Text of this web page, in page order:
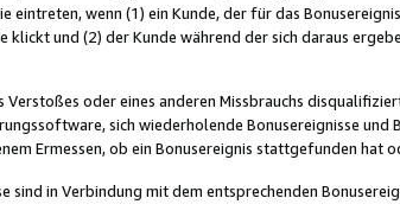
eintreten, wenn (1) ein Kunde, der für das
und (2) der Kunde während der sich daraus
oder eines anderen Missbrauchs
sich wiederholende Bonusereignisse und
Ermessen, ob ein Bonusereignis stattgefunden hat
in Verbindung mit dem entsprechenden